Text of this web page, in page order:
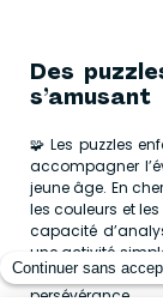
Des
s’amusant
🧩 Les puzzles
accompagner
jeune âge. En
les couleurs et
capacité
une activité
la motricité
persévérance.